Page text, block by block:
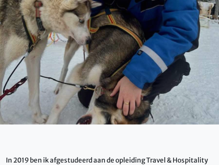
In 2019 ben ik afgestudeerd aan de opleiding Travel & Hospitality